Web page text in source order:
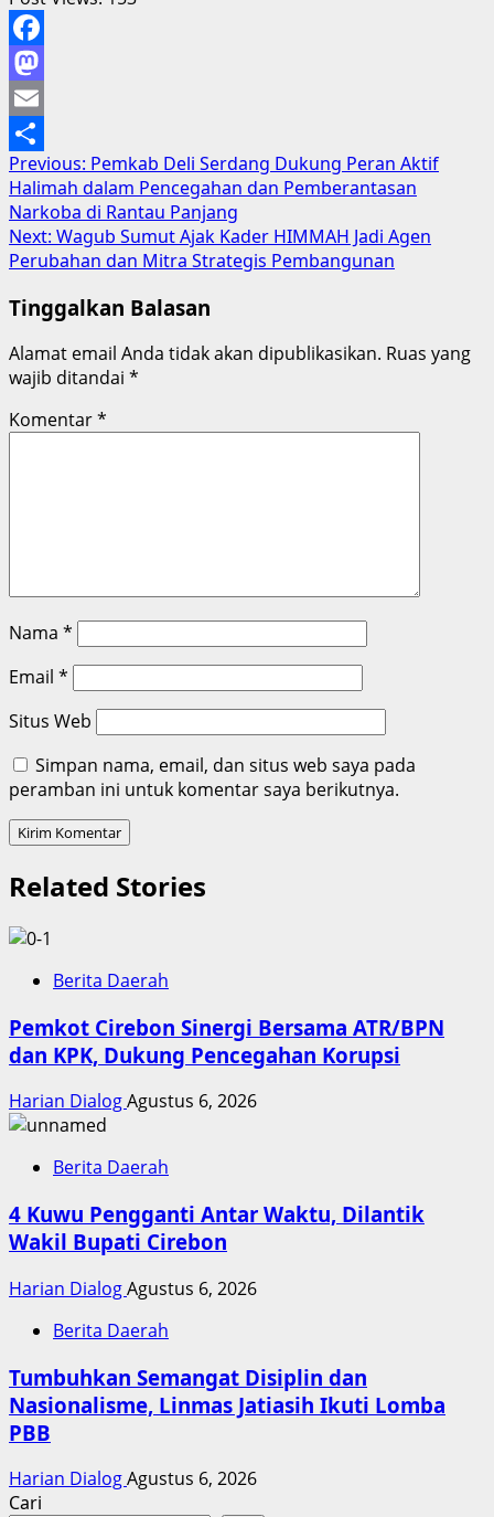
Facebook
Mastodon
Email
Share
Post
navigation
Previous: Pemkab Deli Serdang Dukung Peran Aktif
Halimah dalam Pencegahan dan Pemberantasan
Narkoba di Rantau Panjang
Next: Wagub Sumut Ajak Kader HIMMAH Jadi Agen
Perubahan dan Mitra Strategis Pembangunan
Tinggalkan Balasan
Alamat email Anda tidak akan dipublikasikan. Ruas yang
wajib ditandai *
Komentar*
Nama *
Email *
Situs Web
Simpan nama, email, dan situs web saya pada
peramban ini untuk komentar saya berikutnya.
Related Stories
Berita Daerah
Pemkot Cirebon Sinergi Bersama ATR/BPN
dan KPK, Dukung Pencegahan Korupsi
Harian DialogAgustus 6, 2026
Berita Daerah
4 Kuwu Pengganti Antar Waktu, Dilantik
Wakil Bupati Cirebon
Harian DialogAgustus 6, 2026
Berita Daerah
Tumbuhkan Semangat Disiplin dan
Nasionalisme, Linmas Jatiasih Ikuti Lomba
PBB
Harian DialogAgustus 6, 2026
Cari